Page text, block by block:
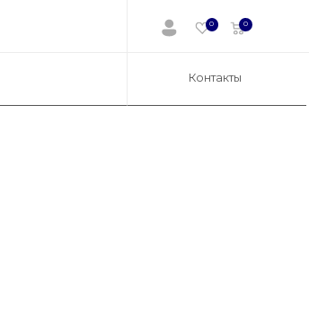
0 0
Контакты